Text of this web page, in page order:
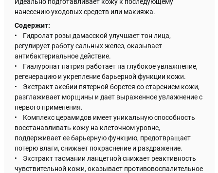
нанесению уходовых средств или макияжа.
Содержит:
• Гидролат розы дамасской улучшает тон лица,
регулирует работу сальных желез, оказывает
антибактериальное действие.
• Гиалуронат натрия работает на глубокое увлажнение,
регенерацию и укрепление барьерной функции кожи.
• Экстракт акебии пятерной борется со старением кожи,
разглаживает морщины и дает выраженное увлажнение с
первого применения.
• Комплекс церамидов имеет уникальную способность
восстанавливать кожу на клеточном уровне,
поддерживает ее барьерную функцию, предотвращает
потерю влаги, снижает покраснение и раздражение.
• Экстракт тасмании ланцетной снижает реактивность
чувствительной кожи, оказывает противовоспалительное